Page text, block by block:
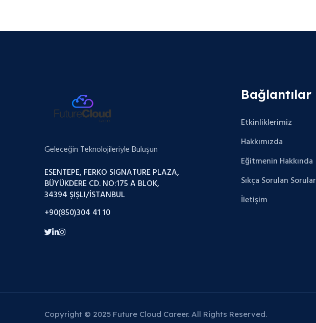
Geleceğin Teknolojileriyle Buluşun
ESENTEPE, FERKO SIGNATURE PLAZA,
BÜYÜKDERE CD. NO:175 A BLOK,
34394 ŞIŞLI/İSTANBUL
+90(850)304 41 10
Bağlantılar
Etkinliklerimiz
Hakkımızda
Eğitmenin Hakkında
Sıkça Sorulan Sorular
İletişim
Copyright © 2025 Future Cloud Career. All Rights Reserved.